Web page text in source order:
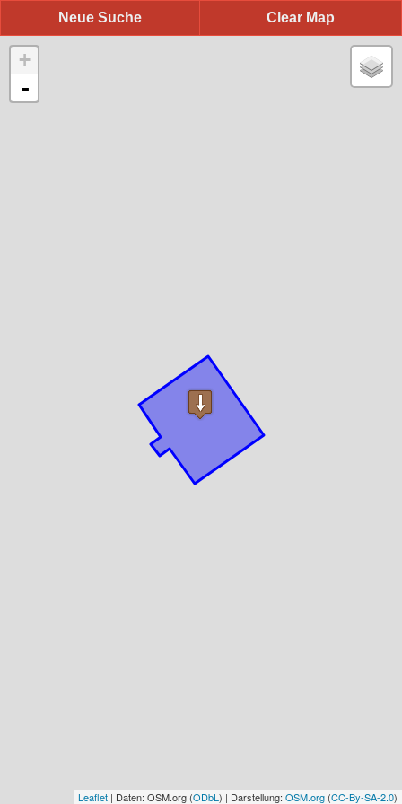
Clear Map
Neue Suche
+
-
Leaflet | Daten: OSM.org (ODbL ) | Darstellung: OSM.org (CC-By-SA-2.0)